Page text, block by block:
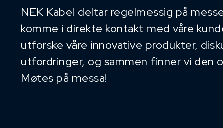
NEK Kabel deltar regelmessig på
komme i direkte kontakt med våre
utforske våre innovative produkter,
utfordringer, og sammen finner vi den
Møtes på messa!